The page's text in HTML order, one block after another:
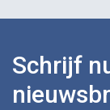
Schrijf